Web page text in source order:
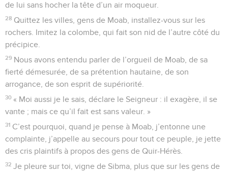
de lui sans hocher la tête d’un air moqueur.
28 Quittez les villes, gens de Moab, installez-vous sur les
rochers. Imitez la colombe, qui fait son nid de l’autre côté du
précipice.
29 Nous avons entendu parler de l’orgueil de Moab, de sa
fierté démesurée, de sa prétention hautaine, de son
arrogance, de son esprit de supériorité.
30 « Moi aussi je le sais, déclare le Seigneur : il exagère, il se
vante ; mais ce qu’il fait est sans valeur. »
31 C’est pourquoi, quand je pense à Moab, j’entonne une
complainte, j’appelle au secours pour tout ce peuple, je jette
des cris plaintifs à propos des gens de Quir-Hérès.
32 Je pleure sur toi, vigne de Sibma, plus que sur les gens de